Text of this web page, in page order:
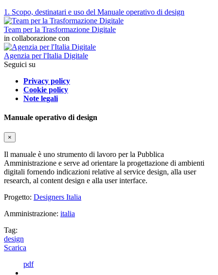
1. Scopo, destinatari e uso del Manuale operativo di design
Team per la Trasformazione Digitale
in collaborazione con
Agenzia per l'Italia Digitale
Seguici su
Privacy policy
Cookie policy
Note legali
Manuale operativo di design
×
Il manuale è uno strumento di lavoro per la Pubblica
Amministrazione e serve ad orientare la progettazione di ambienti
digitali fornendo indicazioni relative al service design, alla user
research, al content design e alla user interface.
Progetto: Designers Italia
Amministrazione: italia
Tag:
design
Scarica
pdf